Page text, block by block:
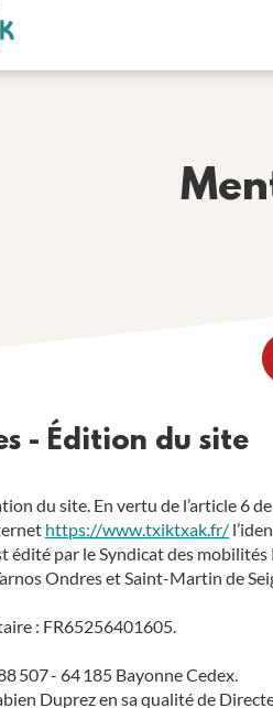
- Édition du site
du site. En vertu de l’article 6
https://www.txiktxak.fr/
édité par le Syndicat des
Ondres et Saint-Martin de
: FR65256401605.
507 - 64 185 Bayonne Cedex.
Duprez en sa qualité de